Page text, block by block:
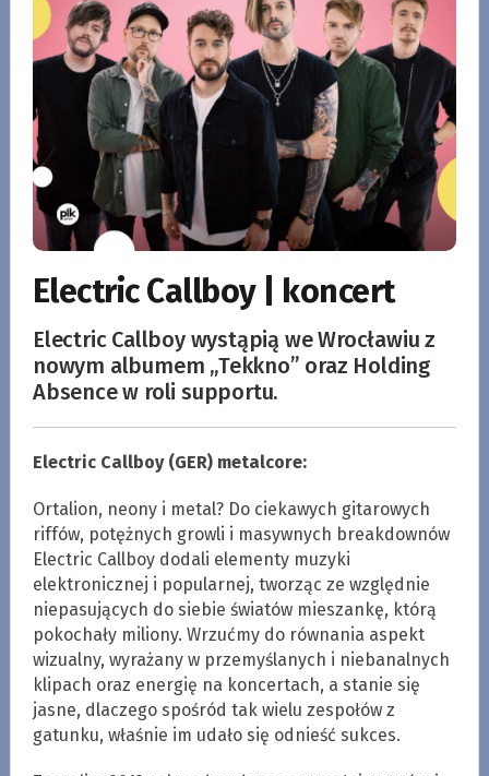
Electric Callboy | koncert
Electric Callboy wystąpią we Wrocławiu z
nowym albumem „Tekkno” oraz Holding
Absence w roli supportu.
Electric Callboy (GER) metalcore:
Ortalion, neony i metal? Do ciekawych gitarowych
riffów, potężnych growli i masywnych breakdownów
Electric Callboy dodali elementy muzyki
elektronicznej i popularnej, tworząc ze względnie
niepasujących do siebie światów mieszankę, którą
pokochały miliony. Wrzućmy do równania aspekt
wizualny, wyrażany w przemyślanych i niebanalnych
klipach oraz energię na koncertach, a stanie się
jasne, dlaczego spośród tak wielu zespołów z
gatunku, właśnie im udało się odnieść sukces.